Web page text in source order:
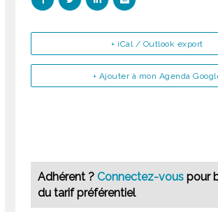
+ Ajouter à mon Agenda
+ iCal / Outlook export
Adhérent ?Connectez-vouspour
du tarif préférentiel